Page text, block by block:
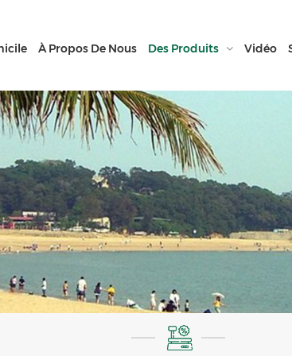
À Propos De Nous Des Produits Vidéo